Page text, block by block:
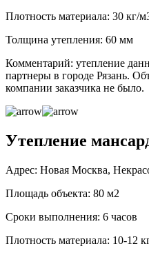
Плотность материала: 30 кг/
Толщина утепления: 60 мм
Комментарий: утепление
партнеры в городе Рязань.
компании заказчика не было.
Утепление
Адрес: Новая Москва,
Площадь объекта: 80 м2
Сроки выполнения: 6 часов
Плотность материала: 10-12